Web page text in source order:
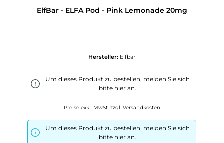
ElfBar - ELFA Pod - Pink Lemonade 20mg
Hersteller: Elfbar
Um dieses Produkt zu bestellen, melden Sie sich
bitte hier an.
Preise exkl. MwSt. zzgl. Versandkosten
Um dieses Produkt zu bestellen, melden Sie sich
bitte hier an.